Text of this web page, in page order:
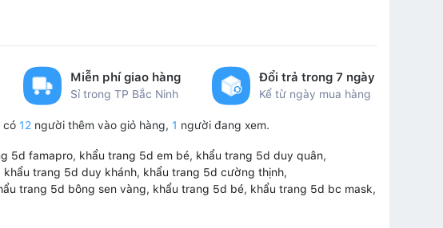
Miễn phí giao hàng
Sỉ trong TP Bắc Ninh
Đổi trả trong 7 ngày
Kể từ ngày mua hàng
có 12 người thêm vào giỏ hàng, 1 người đang xem.
5d famapro, khẩu trang 5d em bé, khẩu trang 5d duy quân,
khẩu trang 5d duy khánh, khẩu trang 5d cường thịnh,
trang 5d bông sen vàng, khẩu trang 5d bé, khẩu trang 5d bc mask,